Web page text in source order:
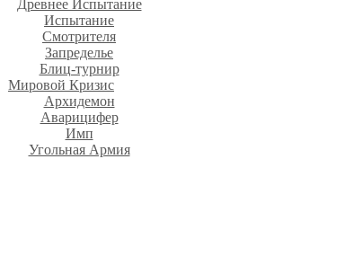
Древнее Испытание
Испытание
Смотрителя
Запределье
Блиц-турнир
Мировой Кризис
Архидемон
Аварицифер
Имп
Угольная Армия